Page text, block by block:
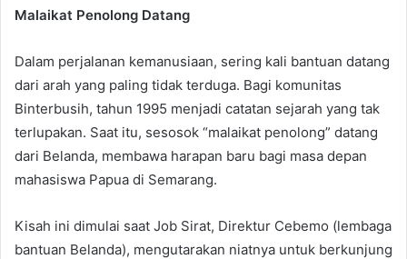
Malaikat Penolong Datang
Dalam perjalanan kemanusiaan, sering kali bantuan datang
dari arah yang paling tidak terduga. Bagi komunitas
Binterbusih, tahun 1995 menjadi catatan sejarah yang tak
terlupakan. Saat itu, sesosok “malaikat penolong” datang
dari Belanda, membawa harapan baru bagi masa depan
mahasiswa Papua di Semarang.
Kisah ini dimulai saat Job Sirat, Direktur Cebemo (lembaga
bantuan Belanda), mengutarakan niatnya untuk berkunjung